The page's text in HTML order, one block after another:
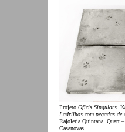
Projeto Oficis Singulars .
Ladrilhos com pegadas de
Rajoleria Quintana, Quart
Casanovas.